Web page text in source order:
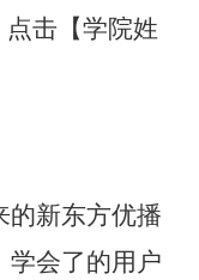
击【学院姓
的新东方优播
学会了的用户